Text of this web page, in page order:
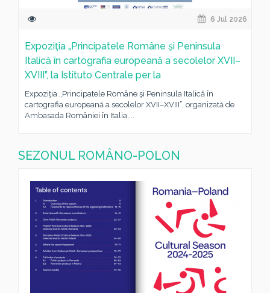
6 Jul 2026
Expoziţia „Principatele Române şi Peninsula
Italică în cartografia europeană a secolelor XVII–
XVIII”, la Istituto Centrale per la
Expoziţia „Principatele Române şi Peninsula Italică în
cartografia europeană a secolelor XVII–XVIII”, organizată de
Ambasada României în Italia,...
SEZONUL ROMÂNO-POLON